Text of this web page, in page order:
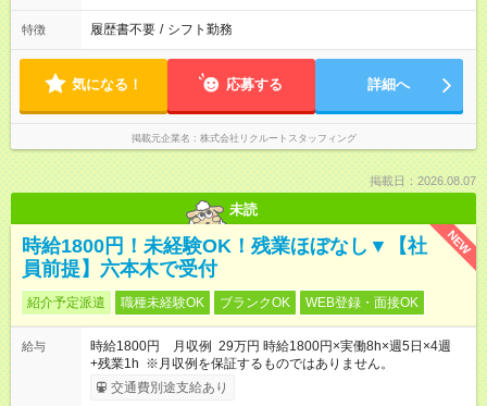
特徴 履歴書不要 / シフト勤務
気になる！ 応募する 詳細へ
掲載元企業名 株式会社リクルートスタッフィング
掲載日：2026.08.07
未読
NEW
時給1800円！未経験OK！残業ほぼなし▼【社
員前提】六本木で受付
紹介予定派遣 職種未経験OK ブランクOK WEB登録・面接OK
給与
時給1800円 月収例 29万円 時給1800円×実働8h×週5日×4週
+残業1h ※月収例を保証するものではありません。
交通費別途支給あり